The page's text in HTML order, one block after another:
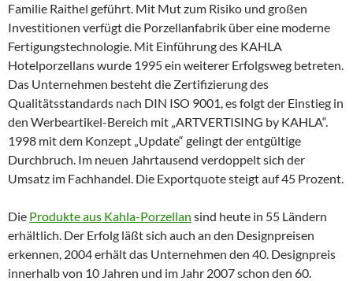
Familie Raithel geführt. Mit Mut zum Risiko und großen
Investitionen verfügt die Porzellanfabrik über eine moderne
Fertigungstechnologie. Mit Einführung des KAHLA
Hotelporzellans wurde 1995 ein weiterer Erfolgsweg betreten.
Das Unternehmen besteht die Zertifizierung des
Qualitätsstandards nach DIN ISO 9001, es folgt der Einstieg in
den Werbeartikel-Bereich mit „ARTVERTISING by KAHLA“.
1998 mit dem Konzept „Update“ gelingt der entgültige
Durchbruch. Im neuen Jahrtausend verdoppelt sich der
Umsatz im Fachhandel. Die Exportquote steigt auf 45 Prozent.
Die Produkte aus Kahla-Porzellan sind heute in 55 Ländern
erhältlich. Der Erfolg läßt sich auch an den Designpreisen
erkennen, 2004 erhält das Unternehmen den 40. Designpreis
innerhalb von 10 Jahren und im Jahr 2007 schon den 60.